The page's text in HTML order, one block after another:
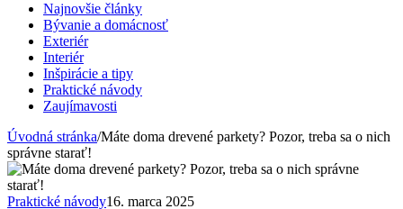
Najnovšie články
Bývanie a domácnosť
Exteriér
Interiér
Inšpirácie a tipy
Praktické návody
Zaujímavosti
Úvodná stránka/Máte doma drevené parkety? Pozor, treba sa o nich
správne starať!
Praktické návody16. marca 2025